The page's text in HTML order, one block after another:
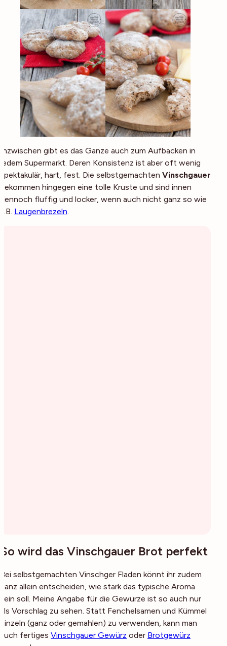
Inzwischen gibt es das Ganze auch zum Aufbacken in
jedem Supermarkt. Deren Konsistenz ist aber oft wenig
spektakulär, hart, fest. Die selbstgemachten Vinschgauer
bekommen hingegen eine tolle Kruste und sind innen
dennoch fluffig und locker, wenn auch nicht ganz so wie
z.B. Laugenbrezeln.
So wird das Vinschgauer Brot perfekt
Bei selbstgemachten Vinschger Fladen könnt ihr zudem
ganz allein entscheiden, wie stark das typische Aroma
sein soll. Meine Angabe für die Gewürze ist so auch nur
als Vorschlag zu sehen. Statt Fenchelsamen und Kümmel
einzeln (ganz oder gemahlen) zu verwenden, kann man
auch fertiges Vinschgauer Gewürz oder Brotgewürz